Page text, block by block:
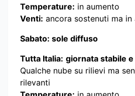
Temperature: in aumento
Venti: ancora sostenuti ma in
Sabato: sole diffuso
Tutta Italia: giornata stabile
Qualche nube su rilievi ma
rilevanti